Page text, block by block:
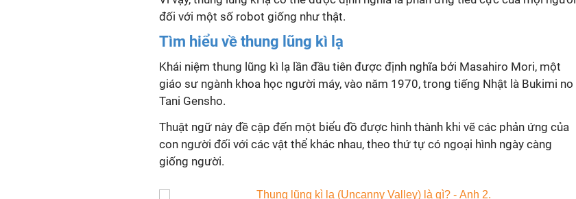
đối với một số robot giống như thật.
Tìm hiểu về thung lũng kì lạ
Khái niệm thung lũng kì lạ lần đầu tiên được định nghĩa bởi Masahiro Mori, một
giáo sư ngành khoa học người máy, vào năm 1970, trong tiếng Nhật là Bukimi no
Tani Gensho.
Thuật ngữ này đề cập đến một biểu đồ được hình thành khi vẽ các phản ứng của
con người đối với các vật thể khác nhau, theo thứ tự có ngoại hình ngày càng
giống người.